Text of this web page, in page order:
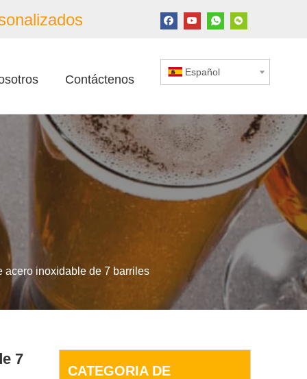
Contáctenos
Español
acero inoxidable de 7 barriles
7
CATEGORIA DE